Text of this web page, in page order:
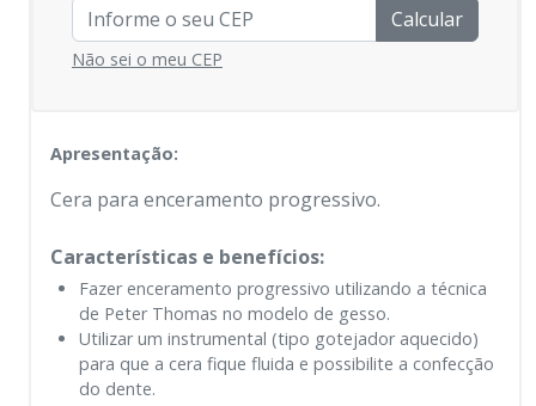
Calcular
Não sei o meu CEP
Apresentação:
Cera para enceramento progressivo.
Características e benefícios:
Fazer enceramento progressivo utilizando a técnica
de Peter Thomas no modelo de gesso.
Utilizar um instrumental (tipo gotejador aquecido)
para que a cera fique fluida e possibilite a confecção
do dente.